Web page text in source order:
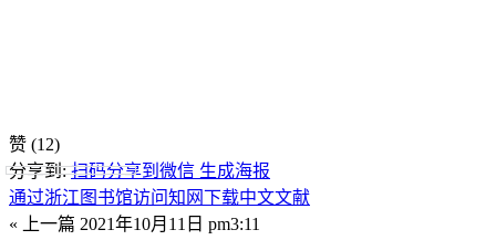
赞 (12)
分享到:扫码分享到微信 生成海报
通过浙江图书馆访问知网下载中文文献
« 上一篇 2021年10月11日 pm3:11